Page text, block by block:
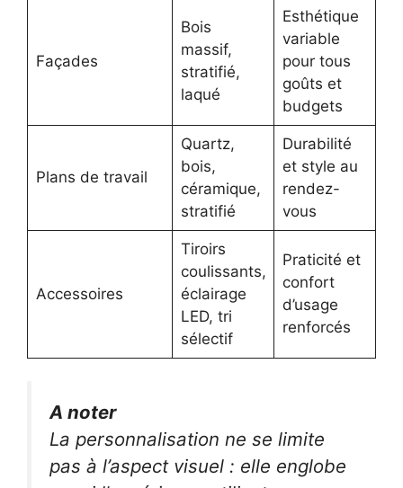
Façades
Bois
massif,
stratifié,
laqué
Esthétique
variable
pour tous
goûts et
budgets
Plans de travail
Quartz,
bois,
céramique,
stratifié
Durabilité
et style au
rendez-
vous
Accessoires
Tiroirs
coulissants,
éclairage
LED, tri
sélectif
Praticité et
confort
d’usage
renforcés
A noter
La personnalisation ne se limite
pas à l’aspect visuel : elle englobe